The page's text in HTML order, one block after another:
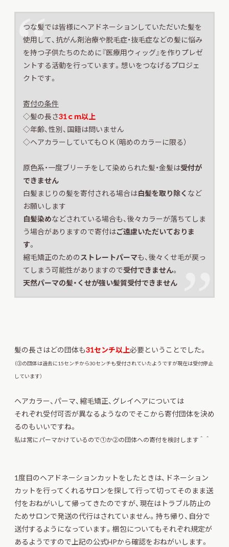
つな髪では皆様にヘアドネーションしていただいた髪を
使用して、抗がん剤治療や脱毛症・抜毛症などの髪に悩み
を持つ子供たちのために『医療用ウィッグ』を作りプレゼ
ントする活動を行っています。想いをつなげるプロジェ
クトです。
寄付の条件
◇髪の長さ31ｃｍ以上
◇年齢、性別、国籍は問いません
◇ヘアカラーしていてもＯＫ（暗めのカラーに限る）
原色系・一度ブリーチをして染められた髪・金髪は受付が
できません
白髪まじりの髪を寄付される場合は白髪を取り除く など
お願いします
白髪染めなどされている場合も、後々カラーが落ちてしま
う場合がありますので寄付はご遠慮いただいておりま
す。
縮毛矯正のための ストレートパーマも、後々くせ毛が戻っ
てしまう可能性がありますので受付できません。
天然パーマの髪・くせが強い髪質受付できません
髪の長さはどの団体も31センチ以上必要ということでした。
（③の団体は過去に15センチから30センチも受付されていたようですが現在は受付停止
しています）
ヘアカラー、パーマ、縮毛矯正、グレイヘアについては
それぞれ受付可否が異なるようなのでそこから寄付団体を決め
るのもいいですね。
私は常にパーマかけているので①か②の団体への寄付を検討します＾＾
1度目のヘアドネーションカットをしたときは、ドネーション
カットを行ってくれるサロンを探して行って切ってそのまま送
付をおねがいして帰ってきたのですが、現在はトラブル防止の
ためサロンで発送の代行はされていません。持ち帰り、自分で
送付するようになっています。梱包についてもそれぞれ規定が
あるようですので上記の公式HPから確認をおねがいします。